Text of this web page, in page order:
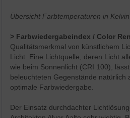
Übersicht Farbtemperaturen in Kelvin
> Farbwiedergabeindex / Color
Qualitätsmerkmal von künstlichem
Licht. Eine Lichtquelle, deren Licht
wie beim Sonnenlicht (CRI 100),
beleuchteten Gegenstände natürlich
optimale Farbwiedergabe.
Der Einsatz durchdachter